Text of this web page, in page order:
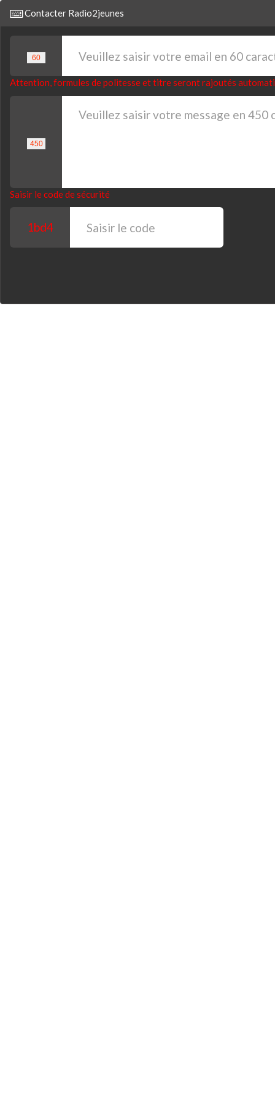
Contacter Radio2jeunes
Attention, formules de politesse et titre seront rajoutés
Saisir le code de sécurité
1bd4